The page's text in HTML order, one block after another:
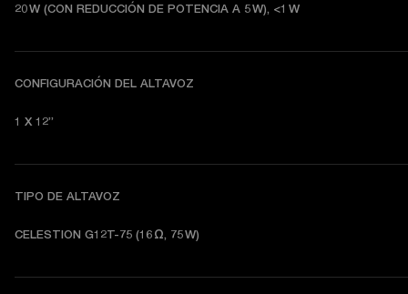
20 W (CON REDUCCIÓN DE POTENCIA A 5 W), <1 W
CONFIGURACIÓN DEL ALTAVOZ
1 X 12”
TIPO DE ALTAVOZ
CELESTION G12T-75 (16 Ω, 75 W)